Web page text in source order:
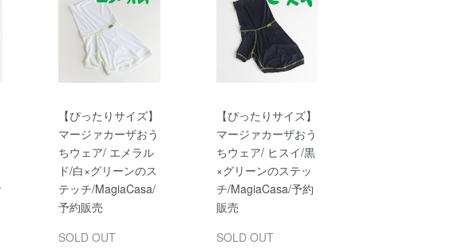
【ぴったりサイズ】
マージァカーザおう
ちウェア/ エメラル
ド/白×グリーンのス
テッチ/MagiaCasa/
予約販売
SOLD OUT
【ぴったりサイズ】
マージァカーザおう
ちウェア/ ヒスイ/黒
×グリーンのステッ
チ/MagiaCasa/予約
販売
SOLD OUT